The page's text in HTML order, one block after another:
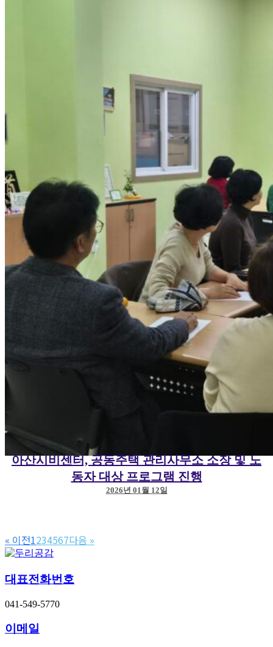
아산시비센터, 공동주택 관리사무소 소장 및 노
동자 대상 프로그램 진행
2026년 01월 12일
« 이전1234567다음 »
대표전화번호
041-549-5770
이메일